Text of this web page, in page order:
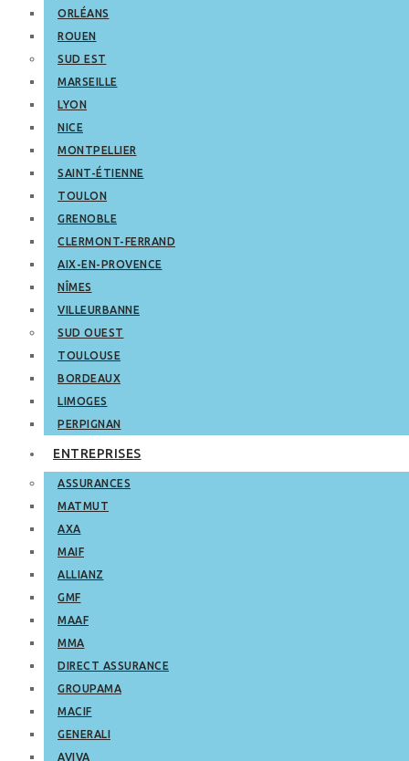
ORLÉANS
ROUEN
SUD EST
MARSEILLE
LYON
NICE
MONTPELLIER
SAINT-ÉTIENNE
TOULON
GRENOBLE
CLERMONT-FERRAND
AIX-EN-PROVENCE
NÎMES
VILLEURBANNE
SUD OUEST
TOULOUSE
BORDEAUX
LIMOGES
PERPIGNAN
ENTREPRISES
ASSURANCES
MATMUT
AXA
MAIF
ALLIANZ
GMF
MAAF
MMA
DIRECT ASSURANCE
GROUPAMA
MACIF
GENERALI
AVIVA